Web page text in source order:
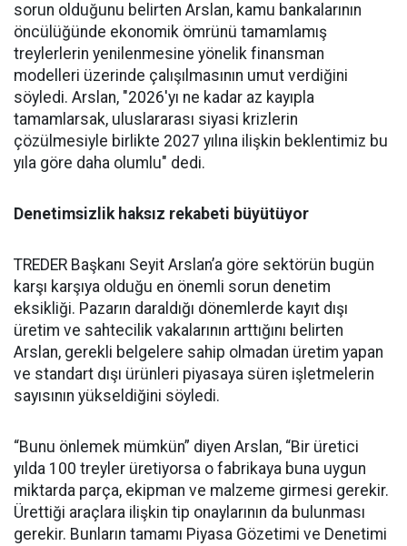
sorun olduğunu be­lirten Arslan, kamu bankalarının
öncülüğünde ekonomik ömrü­nü tamamlamış
treylerlerin ye­nilenmesine yönelik finansman
modelleri üzerinde çalışılması­nın umut verdiğini
söyledi. Ars­lan, "2026'yı ne kadar az kayıpla
tamamlarsak, uluslararası siya­si krizlerin
çözülmesiyle birlik­te 2027 yılına ilişkin beklentimiz bu
yıla göre daha olumlu" dedi.
Denetimsizlik haksız rekabeti büyütüyor
TREDER Başkanı Seyit Arslan’a göre sektörün bugün
karşı karşıya olduğu en önemli sorun denetim
eksikliği. Pazarın daraldığı dönemlerde kayıt dışı
üretim ve sahtecilik vakalarının arttığını belirten
Arslan, gerekli belgelere sahip olmadan üretim yapan
ve standart dışı ürünleri piyasaya süren işletmelerin
sayısının yükseldiğini söyledi.
“Bunu önlemek mümkün” diyen Arslan, “Bir üretici
yılda 100 treyler üretiyorsa o fabrikaya buna uygun
miktarda parça, ekipman ve malzeme girmesi gerekir.
Ürettiği araçlara ilişkin tip onaylarının da bulunması
gerekir. Bunların tamamı Piyasa Gözetimi ve Denetimi